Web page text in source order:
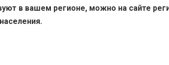
в вашем регионе, можно на сайте